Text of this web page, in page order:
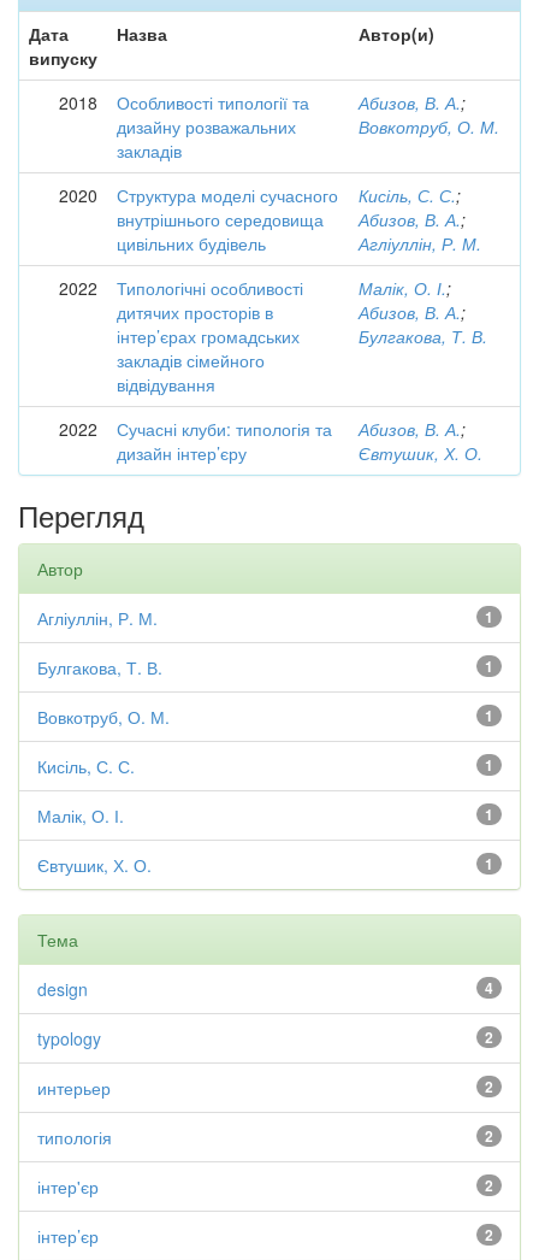
Дата
випуску
Назва Автор(и)
2018
Особливості типології та
дизайну розважальних
закладів
Абизов, В. А.;
Вовкотруб, О. М.
2020
Структура моделі сучасного
внутрішнього середовища
цивільних будівель
Кисіль, С. С.;
Абизов, В. А.;
Агліуллін, Р. М.
2022
Типологічні особливості
дитячих просторів в
інтер’єрах громадських
закладів сімейного
відвідування
Малік, О. І.;
Абизов, В. А.;
Булгакова, Т. В.
2022
Сучасні клуби: типологія та
дизайн інтер’єру
Абизов, В. А.;
Євтушик, Х. О.
Перегляд
Автор
1
Агліуллін, Р. М.
1
Булгакова, Т. В.
1
Вовкотруб, О. М.
1
Кисіль, С. С.
1
Малік, О. І.
1
Євтушик, Х. О.
Тема
4
design
2
typology
2
интерьер
2
типологія
2
інтер'єр
2
інтер’єр